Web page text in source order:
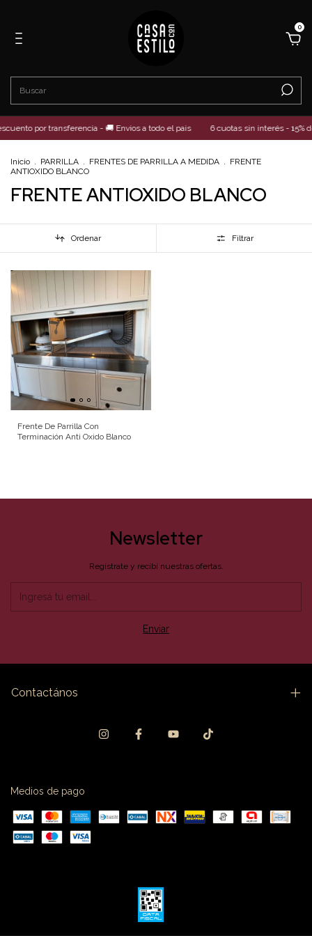
0
por transferencia - 🚚 Envios a todo el pais 6 cuotas sin interés - 15%
Inicio . PARRILLA . FRENTES DE PARRILLA A MEDIDA . FRENTE
ANTIOXIDO BLANCO
FRENTE ANTIOXIDO BLANCO
Ordenar Filtrar
Frente De Parrilla Con
Terminación Anti Oxido Blanco
Newsletter
Registrate y recibí nuestras ofertas.
Contactános
Medios de pago